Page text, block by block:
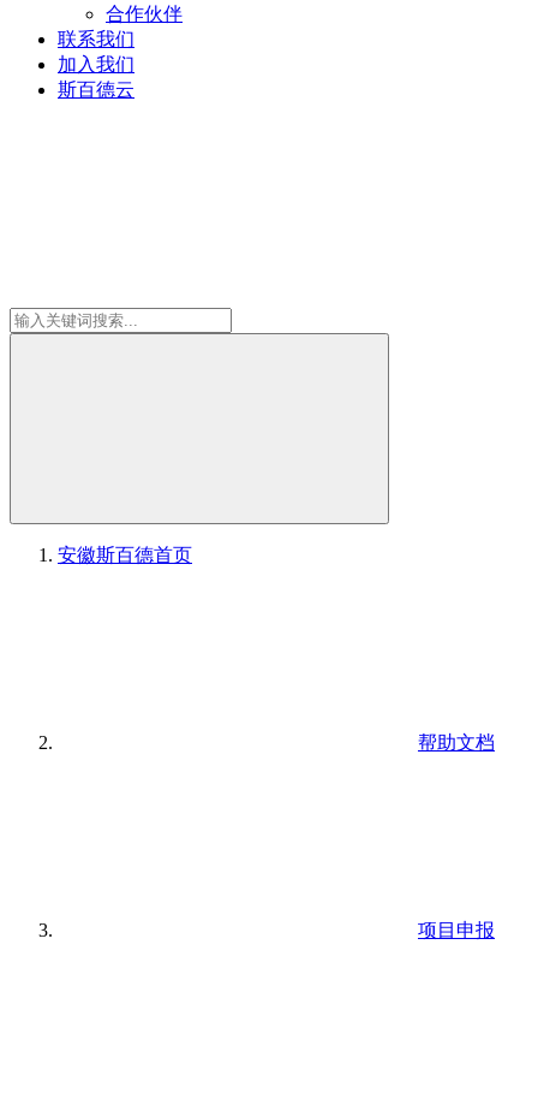
合作伙伴
联系我们
加入我们
斯百德云
安徽斯百德首页
帮助文档
项目申报